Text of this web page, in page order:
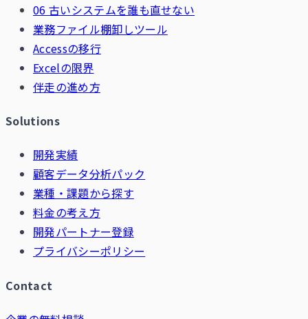
06 古いシステムを誰も直せない
業務ファイル棚卸しツール
Accessの移行
Excelの限界
伴走の進め方
Solutions
開発実績
顧客データ分析パック
業種・課題から探す
料金の考え方
開発パートナー登録
プライバシーポリシー
Contact